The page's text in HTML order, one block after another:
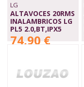
LG
ALTAVOCES 20RMS
INALAMBRICOS LG
PL5 2.0,BT,IPX5
74,90 €